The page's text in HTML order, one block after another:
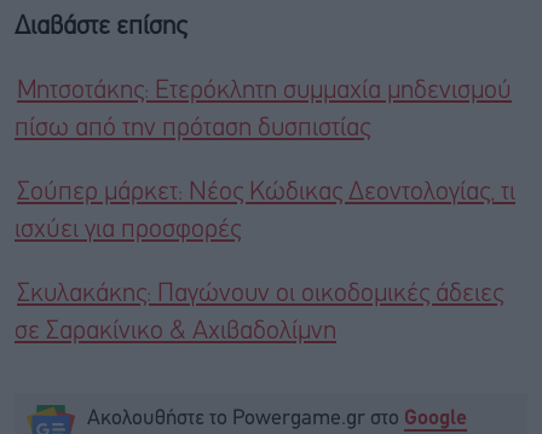
Διαβάστε επίσης
Μητσοτάκης: Ετερόκλητη συμμαχία μηδενισμού
πίσω από την πρόταση δυσπιστίας
Σούπερ μάρκετ: Νέος Κώδικας Δεοντολογίας, τι
ισχύει για προσφορές
Σκυλακάκης: Παγώνουν οι οικοδομικές άδειες
σε Σαρακίνικο & Αχιβαδολίμνη
Ακολουθήστε το Powergame.gr στο Google